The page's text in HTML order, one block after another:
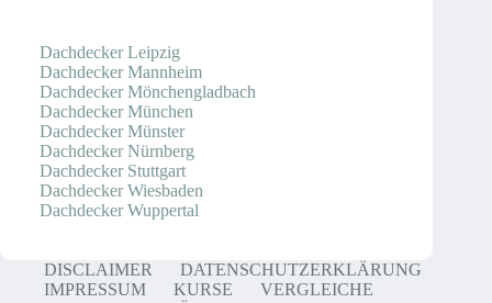
Dachdecker Leipzig
Dachdecker Mannheim
Dachdecker Mönchengladbach
Dachdecker München
Dachdecker Münster
Dachdecker Nürnberg
Dachdecker Stuttgart
Dachdecker Wiesbaden
Dachdecker Wuppertal
DISCLAIMER
DATENSCHUTZERKLÄRUNG
IMPRESSUM
KURSE
VERGLEICHE